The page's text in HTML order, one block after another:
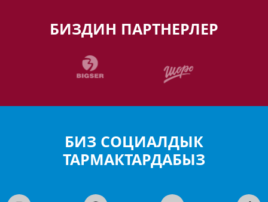
БИЗДИН ПАРТНЕРЛЕР
БИЗ СОЦИАЛДЫК
ТАРМАКТАРДАБЫЗ